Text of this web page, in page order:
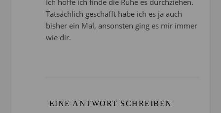
Ich hoffe ich finde die Ruhe es durchziehen.
Tatsächlich geschafft habe ich es ja auch
bisher ein Mal, ansonsten ging es mir immer
wie dir.
EINE ANTWORT SCHREIBEN